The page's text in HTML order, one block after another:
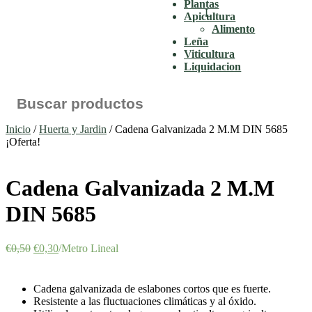
Plantas
Apicultura
Alimento
Leña
Viticultura
Liquidacion
Inicio /Huerta y Jardin / Cadena Galvanizada 2 M.M DIN 5685
¡Oferta!
Cadena Galvanizada 2 M.M
DIN 5685
€0,50 €0,30/Metro Lineal
Cadena galvanizada de eslabones cortos que es fuerte.
Resistente a las fluctuaciones climáticas y al óxido.